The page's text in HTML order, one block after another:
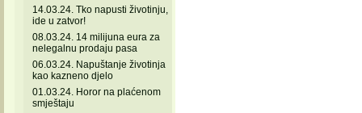
14.03.24. Tko napusti životinju,
ide u zatvor!
08.03.24. 14 milijuna eura za
nelegalnu prodaju pasa
06.03.24. Napuštanje životinja
kao kazneno djelo
01.03.24. Horor na plaćenom
smještaju